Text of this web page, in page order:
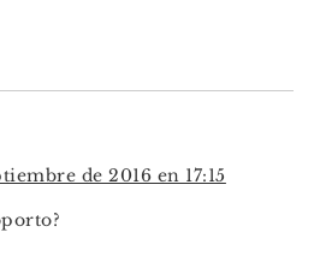
de 2016 en 17:15